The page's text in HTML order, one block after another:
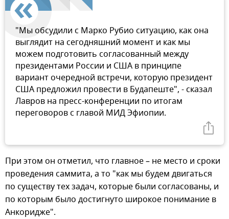
"Мы обсудили с Марко Рубио ситуацию, как она
выглядит на сегодняшний момент и как мы
можем подготовить согласованный между
президентами России и США в принципе
вариант очередной встречи, которую президент
США предложил провести в Будапеште", - сказал
Лавров на пресс-конференции по итогам
переговоров с главой МИД Эфиопии.
При этом он отметил, что главное – не место и сроки
проведения саммита, а то "как мы будем двигаться
по существу тех задач, которые были согласованы, и
по которым было достигнуто широкое понимание в
Анкоридже".